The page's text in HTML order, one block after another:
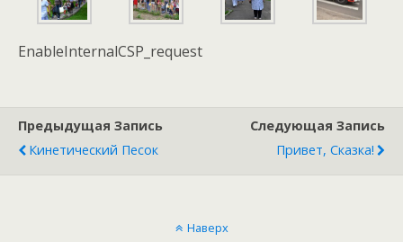
EnableInternalCSP_request
Предыдущая Запись
Кинетический Песок
Следующая Запись
Привет, Сказка!
Наверх